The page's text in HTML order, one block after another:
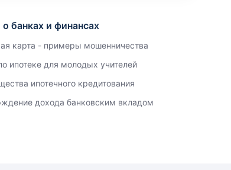
банках и финансах
карта - примеры мошенничества
ипотеке для молодых учителей
ипотечного кредитования
дохода банковским вкладом